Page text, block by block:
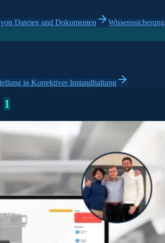
Dateien und Dokumenten Wissenssicherung
in Korrektiver Instandhaltung
1